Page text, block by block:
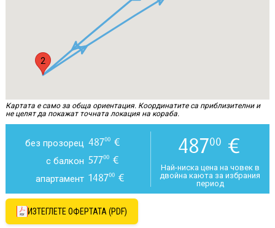
2
Картата е само за обща ориентация. Координатите са приблизителни и
не целят да покажат точната локация на кораба.
без прозорец 48700€
с балкон 57700€
апартамент 148700€
48700 €
Най-ниска цена на човек в
двойна каюта за избрания
период
ИЗТЕГЛЕТЕ ОФЕРТАТА (PDF)